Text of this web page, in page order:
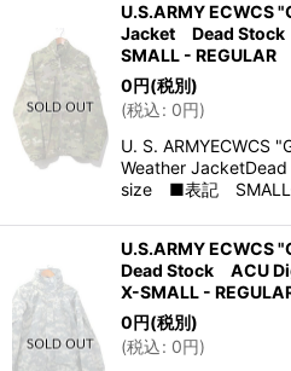
U.S.ARMY ECWCS
Jacket Dead
SMALL - REGULAR
0円(税別)
(税込: 0円)
U. S. ARMYECWCS
Weather
size ■表記 SMALL-
U.S.ARMY ECWCS
Dead Stock ACU
X-SMALL -
0円(税別)
(税込: 0円)